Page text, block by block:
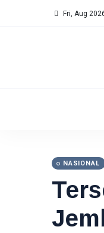
Fri, Aug
NASIONAL